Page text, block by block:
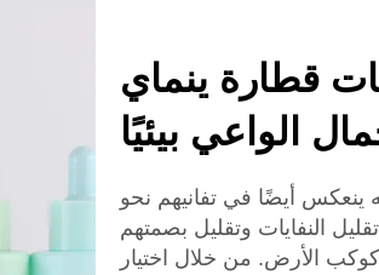
قطارة ينماي
الواعي بيئيًا
ينعكس أيضًا في تفانيهم نحو
النفايات وتقليل بصمتهم
كوكب الأرض. من خلال اختيار